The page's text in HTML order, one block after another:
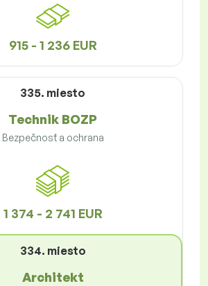
915 - 1 236 EUR
335. miesto
Technik BOZP
Bezpečnosť a ochrana
1 374 - 2 741 EUR
334. miesto
Architekt